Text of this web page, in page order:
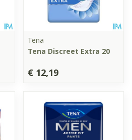
Tena
Tena Discreet Extra 20
€ 12,19